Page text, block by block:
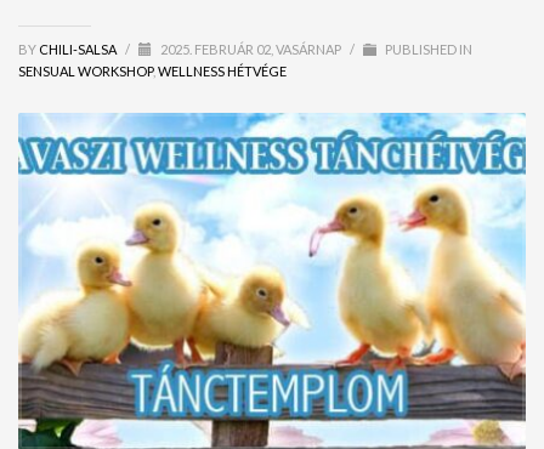
BY CHILI-SALSA / 2025. FEBRUÁR 02, VASÁRNAP /
PUBLISHED IN
SENSUAL WORKSHOP, WELLNESS HÉTVÉGE